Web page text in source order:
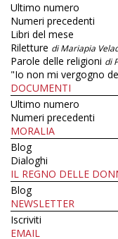
Ultimo numero
Numeri precedenti
Libri del mese
Riletture di Mariapia
Parole delle religioni di
"Io non mi vergogno
DOCUMENTI
Ultimo numero
Numeri precedenti
MORALIA
Blog
Dialoghi
IL REGNO DELLE
Blog
NEWSLETTER
Iscriviti
EMAIL